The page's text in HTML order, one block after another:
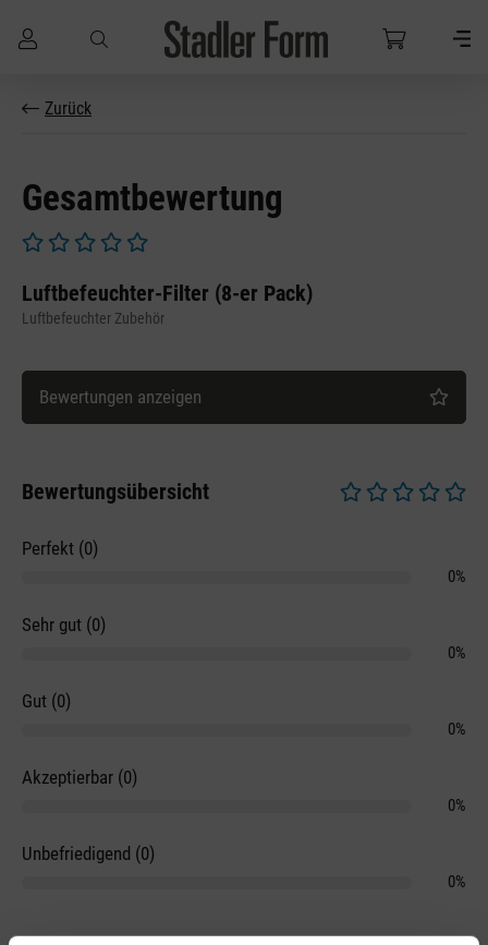
Zum Hauptinhalt springen
Zurück
Gesamtbewertung
Luftbefeuchter-Filter (8-er Pack)
Luftbefeuchter Zubehör
Bewertungen anzeigen
Bewertungsübersicht
Perfekt (0)
0%
Sehr gut (0)
0%
Gut (0)
0%
Akzeptierbar (0)
0%
Unbefriedigend (0)
0%